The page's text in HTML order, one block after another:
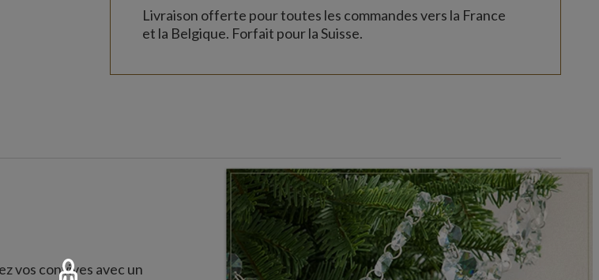
Livraison offerte pour toutes les commandes vers la France
et la Belgique. Forfait pour la Suisse.
vos convives avec un